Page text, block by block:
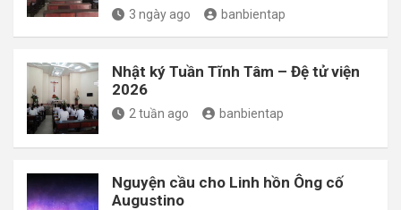
3 ngày ago banbientap
Nhật ký Tuần Tĩnh Tâm – Đệ tử viện
2026
2 tuần ago banbientap
Nguyện cầu cho Linh hồn Ông cố
Augustino